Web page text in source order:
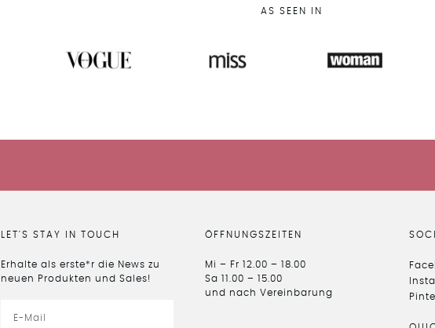
AS SEEN IN
LET'S STAY IN TOUCH
Erhalte als erste*r die News zu
neuen Produkten und Sales!
ÖFFNUNGSZEITEN
Mi – Fr 12.00 – 18.00
Sa 11.00 – 15.00
und nach Vereinbarung